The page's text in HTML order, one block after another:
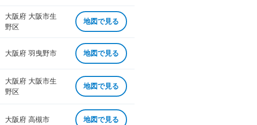
大阪府 大阪市生
野区
地図で見る
大阪府 羽曳野市 地図で見る
大阪府 大阪市生
野区
地図で見る
大阪府 高槻市 地図で見る